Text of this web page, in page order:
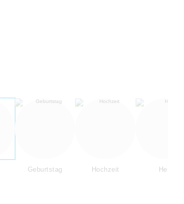
Geburtstag Hochzeit Herz